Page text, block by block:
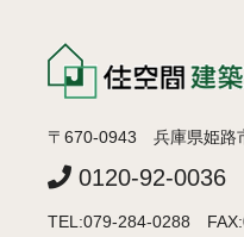
〒670-0943 兵庫県姫路
0120-92-0036
TEL:079-284-0288